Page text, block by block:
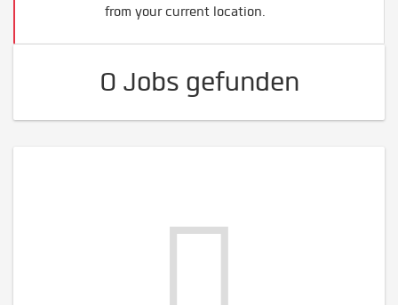
from your current location.
0 Jobs gefunden